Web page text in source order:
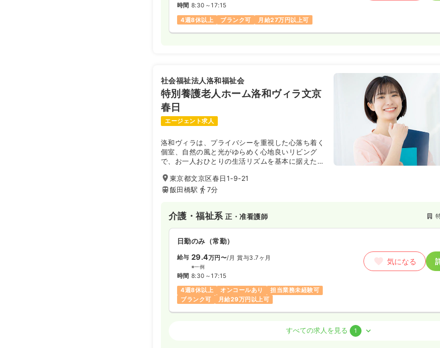
時間 8:30～17:15
4週8休以上
ブランク可 月給27万円以上可
社会福祉法人洛和福祉会
特別養護老人ホーム洛和ヴィラ文京
春日
エージェント求人
洛和ヴィラは、プライバシーを重視した心落ち着く
個室、自然の風と光がゆらめく心地良いリビング
で、お一人おひとりの生活リズムを基本に据えた介
良い居住空間をめざしています。
京都で育んできた環境づくりやケア経験を生かし、
東京都文京区春日1-9-21
飯田橋駅
7分
介護・福祉系正・准看護師
日勤のみ（常勤）
給与 29.4万円〜/月 賞与3.7ヶ月
※一例
時間 8:30～17:15
4週8休以上
オンコールあり
担当業務未経験可
ブランク可
月給29万円以上可
気になる
正・准看護師 / 管理職すべての求人を見る 1